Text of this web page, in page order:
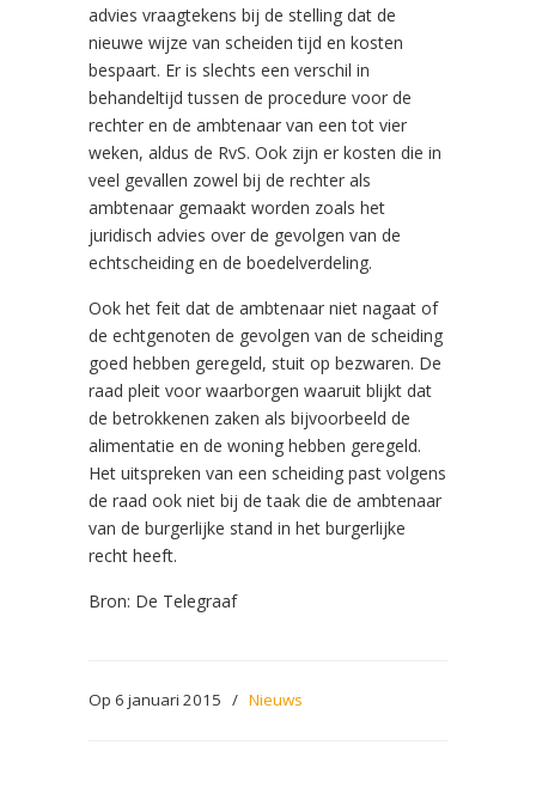
advies vraagtekens bij de stelling dat de
nieuwe wijze van scheiden tijd en kosten
bespaart. Er is slechts een verschil in
behandeltijd tussen de procedure voor de
rechter en de ambtenaar van een tot vier
weken, aldus de RvS. Ook zijn er kosten die in
veel gevallen zowel bij de rechter als
ambtenaar gemaakt worden zoals het
juridisch advies over de gevolgen van de
echtscheiding en de boedelverdeling.
Ook het feit dat de ambtenaar niet nagaat of
de echtgenoten de gevolgen van de scheiding
goed hebben geregeld, stuit op bezwaren. De
raad pleit voor waarborgen waaruit blijkt dat
de betrokkenen zaken als bijvoorbeeld de
alimentatie en de woning hebben geregeld.
Het uitspreken van een scheiding past volgens
de raad ook niet bij de taak die de ambtenaar
van de burgerlijke stand in het burgerlijke
recht heeft.
Bron: De Telegraaf
Op 6 januari 2015 / Nieuws